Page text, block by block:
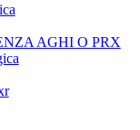
AGHI O PRX